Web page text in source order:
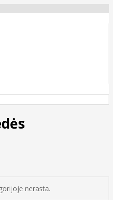
nerasta.